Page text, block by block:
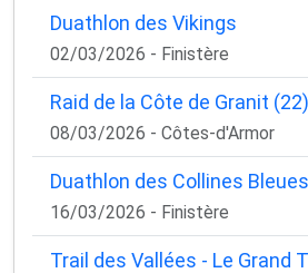
Duathlon des Vikings
02/03/2026 - Finistère
Raid de la Côte de Granit (22)
08/03/2026 - Côtes-d'Armor
Duathlon des Collines Bleues
16/03/2026 - Finistère
Trail des Vallées - Le Grand